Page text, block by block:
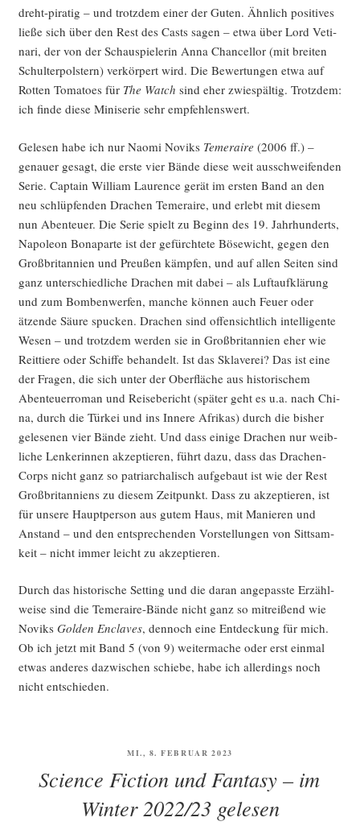
dreht-pira­tig – und trotz­dem einer der Guten. Ähn­lich posi­ti­ves
lie­ße sich über den Rest des Casts sagen – etwa über Lord Veti­
na­ri, der von der Schau­spie­le­rin Anna Chan­cell­or (mit brei­ten
Schul­ter­pols­tern) ver­kör­pert wird. Die Bewer­tun­gen etwa auf
Rot­ten Toma­toes für The Watch sind eher zwie­späl­tig. Trotz­dem:
ich fin­de die­se Mini­se­rie sehr empfehlenswert.
Gele­sen habe ich nur Nao­mi Noviks Temer­ai­re (2006 ff.) –
genau­er gesagt, die ers­te vier Bän­de die­se weit aus­schwei­fen­den
Serie. Cap­tain Wil­liam Lau­rence gerät im ers­ten Band an den
neu schlüp­fen­den Dra­chen Temer­ai­re, und erlebt mit die­sem
nun Aben­teu­er. Die Serie spielt zu Beginn des 19. Jahr­hun­derts,
Napo­le­on Bona­par­te ist der gefürch­te­te Böse­wicht, gegen den
Groß­bri­tan­ni­en und Preu­ßen kämp­fen, und auf allen Sei­ten sind
ganz unter­schied­li­che Dra­chen mit dabei – als Luft­auf­klä­rung
und zum Bom­ben­wer­fen, man­che kön­nen auch Feu­er oder
ätzen­de Säu­re spu­cken. Dra­chen sind offen­sicht­lich intel­li­gen­te
Wesen – und trotz­dem wer­den sie in Groß­bri­tan­ni­en eher wie
Reit­tie­re oder Schif­fe behan­delt. Ist das Skla­ve­rei? Das ist eine
der Fra­gen, die sich unter der Ober­flä­che aus his­to­ri­schem
Aben­teu­er­ro­man und Rei­se­be­richt (spä­ter geht es u.a. nach Chi­
na, durch die Tür­kei und ins Inne­re Afri­kas) durch die bis­her
gele­se­nen vier Bän­de zieht. Und dass eini­ge Dra­chen nur weib­
li­che Len­ke­rin­nen akzep­tie­ren, führt dazu, dass das Dra­chen-
Corps nicht ganz so patri­ar­cha­lisch auf­ge­baut ist wie der Rest
Groß­bri­tan­ni­ens zu die­sem Zeit­punkt. Dass zu akzep­tie­ren, ist
für unse­re Haupt­per­son aus gutem Haus, mit Manie­ren und
Anstand – und den ent­spre­chen­den Vor­stel­lun­gen von Sitt­sam­
keit – nicht immer leicht zu akzeptieren.
Durch das his­to­ri­sche Set­ting und die dar­an ange­pass­te Erzähl­
wei­se sind die Temer­ai­re-Bän­de nicht ganz so mit­rei­ßend wie
Noviks Gol­den Encla­ves, den­noch eine Ent­de­ckung für mich.
Ob ich jetzt mit Band 5 (von 9) wei­ter­ma­che oder erst ein­mal
etwas ande­res dazwi­schen schie­be, habe ich aller­dings noch
nicht entschieden.
VERÖFFENTLICHT
MI., 8. FEBRUAR 2023
Science Fiction und Fantasy – im
Winter 2022/23 gelesen